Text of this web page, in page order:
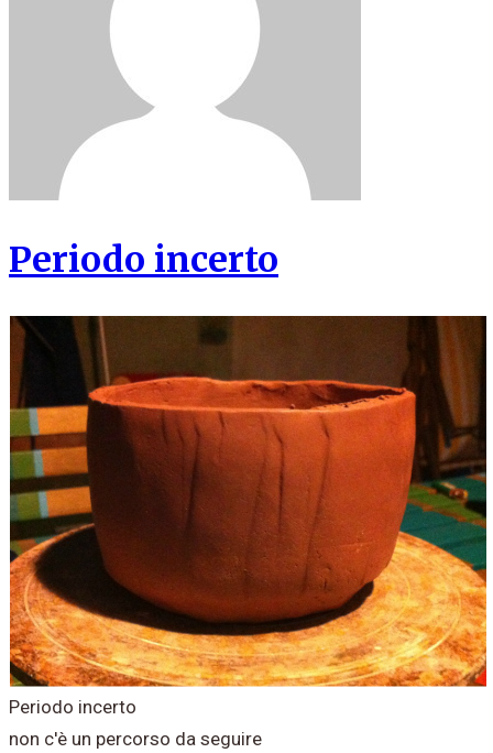
Periodo incerto
Periodo incerto
non c'è un percorso da seguire